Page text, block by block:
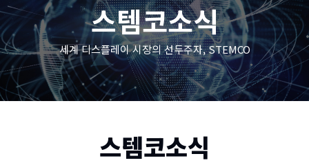
스템코소식
세계 디스플레이 시장의 선두주자, STEMCO
스템코소식